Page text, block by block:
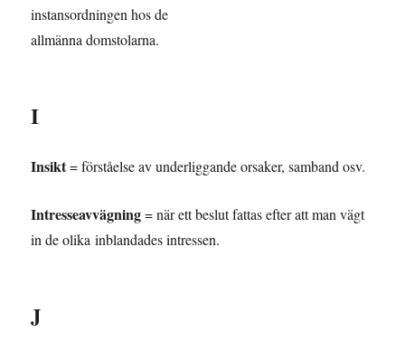
instansordningen hos de
allmänna domstolarna.
I
Insikt= förståelse av underliggande orsaker, samband osv.
Intresseavvägning= när ett beslut fattas efter att man vägt
in de olika inblandades intressen.
J